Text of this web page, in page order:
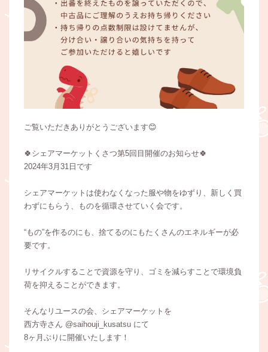
ご覧いただきありがとうございます😊
🍀シェアマーケットくさつ第5回目開催のお知らせ🍀
2024年3月31日です
シェアマーケットは使わなくなった服や物をゆずり、新しく買
わずにもらう、ものを循環させていく会です。
“もの”を作るのにも、捨てるのにもたくさんのエネルギーが必
要です。
リサイクルすることで資源を守り、ゴミを減らすことで環境負
荷を抑えることができます。
そんなリユースの会、シェアマーケットを
西方寺さん @saihouji_kusatsu にて
8ヶ月ぶりに開催いたします！